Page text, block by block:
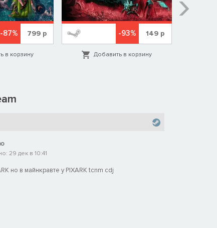
-87% 799 р
в корзину
-93% 149 р
Добавить в корзину
29 дек в 10:41
но в майнкравте у PIXARK tcnm cdj